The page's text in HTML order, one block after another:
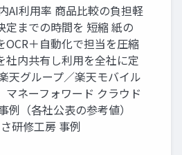
AI利用率 商品比較の負担軽
定までの時間を 短縮 紙の
OCR＋自動化で担当を圧縮
社内共有し利用を全社に定
天グループ／楽天モバイル
マネーフォワード クラウド
例（各社公表の参考値）
研修工房 事例